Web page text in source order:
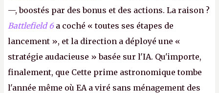
—, boostés par des bonus et des actions. La raison ?
Battlefield 6 a coché « toutes ses étapes de
lancement », et la direction a déployé une «
stratégie audacieuse » basée sur l'IA. Qu'importe,
finalement, que Cette prime astronomique tombe
l'année même où EA a viré sans ménagement des